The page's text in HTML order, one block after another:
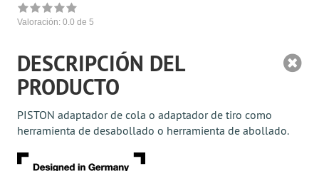
Valoración: 0.0 de 5
DESCRIPCIÓN DEL
PRODUCTO
PISTON adaptador de cola o adaptador de tiro como
herramienta de desabollado o herramienta de abollado.